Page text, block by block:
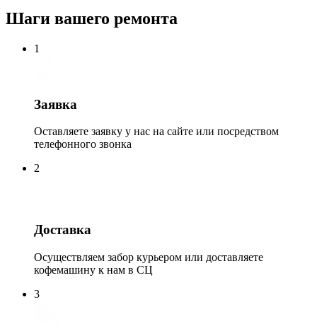
Шаги вашего ремонта
1
Заявка
Оставляете заявку у нас на сайте или посредством
телефонного звонка
2
Доставка
Осуществляем забор курьером или доставляете
кофемашину к нам в СЦ
3